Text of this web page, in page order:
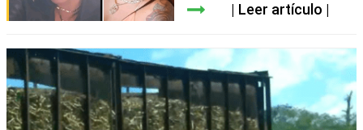
Leer artículo